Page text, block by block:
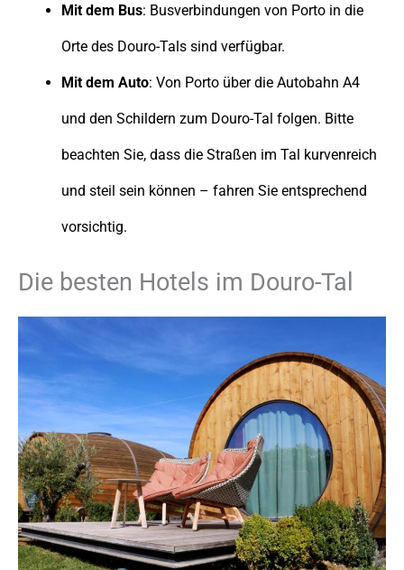
Mit dem Bus: Busverbindungen von Porto in die
Orte des Douro-Tals sind verfügbar.
Mit dem Auto: Von Porto über die Autobahn A4
und den Schildern zum Douro-Tal folgen. Bitte
beachten Sie, dass die Straßen im Tal kurvenreich
und steil sein können – fahren Sie entsprechend
vorsichtig.
Die besten Hotels im Douro-Tal